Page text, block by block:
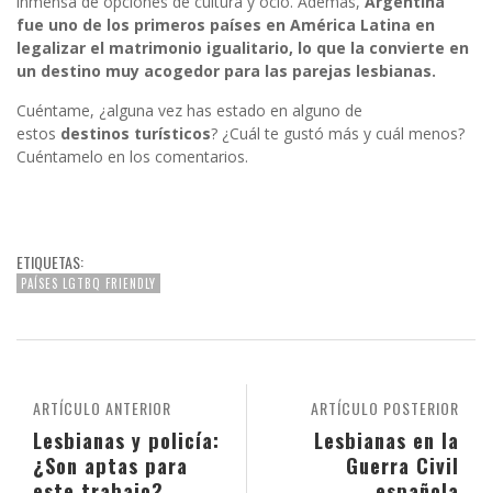
fue uno de los primeros países en América Latina en
legalizar el matrimonio igualitario, lo que la convierte en
un destino muy acogedor para las parejas lesbianas.
Cuéntame, ¿alguna vez has estado en alguno de
estos destinos turísticos? ¿Cuál te gustó más y cuál menos?
Cuéntamelo en los comentarios.
ETIQUETAS:
PAÍSES LGTBQ FRIENDLY
ARTÍCULO POSTERIOR
Lesbianas en la
Guerra Civil
ARTÍCULO ANTERIOR
Lesbianas y policía:
¿Son aptas para